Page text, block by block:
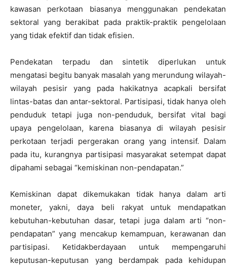
kawasan perkotaan biasanya menggunakan pendekatan
sektoral yang berakibat pada praktik-praktik pengelolaan
yang tidak efektif dan tidak efisien.
Pendekatan terpadu dan sintetik diperlukan untuk
mengatasi begitu banyak masalah yang merundung wilayah-
wilayah pesisir yang pada hakikatnya acapkali bersifat
lintas-batas dan antar-sektoral. Partisipasi, tidak hanya oleh
penduduk tetapi juga non-penduduk, bersifat vital bagi
upaya pengelolaan, karena biasanya di wilayah pesisir
perkotaan terjadi pergerakan orang yang intensif. Dalam
pada itu, kurangnya partisipasi masyarakat setempat dapat
dipahami sebagai “kemiskinan non-pendapatan.”
Kemiskinan dapat dikemukakan tidak hanya dalam arti
moneter, yakni, daya beli rakyat untuk mendapatkan
kebutuhan-kebutuhan dasar, tetapi juga dalam arti “non-
pendapatan” yang mencakup kemampuan, kerawanan dan
partisipasi. Ketidakberdayaan untuk mempengaruhi
keputusan-keputusan yang berdampak pada kehidupan